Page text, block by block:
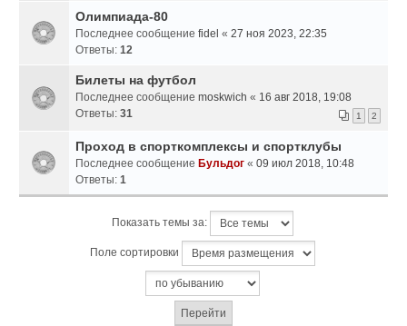
Олимпиада-80
Последнее сообщениеfidel «27 ноя 2023, 22:35
Ответы:12
Билеты на футбол
Последнее сообщениеmoskwich « 16 авг 2018, 19:08
Ответы:31 1 2
Проход в спорткомплексы и спортклубы
Последнее сообщение Бульдог «09 июл 2018, 10:48
Ответы:1
Показать темы за:
Поле сортировки